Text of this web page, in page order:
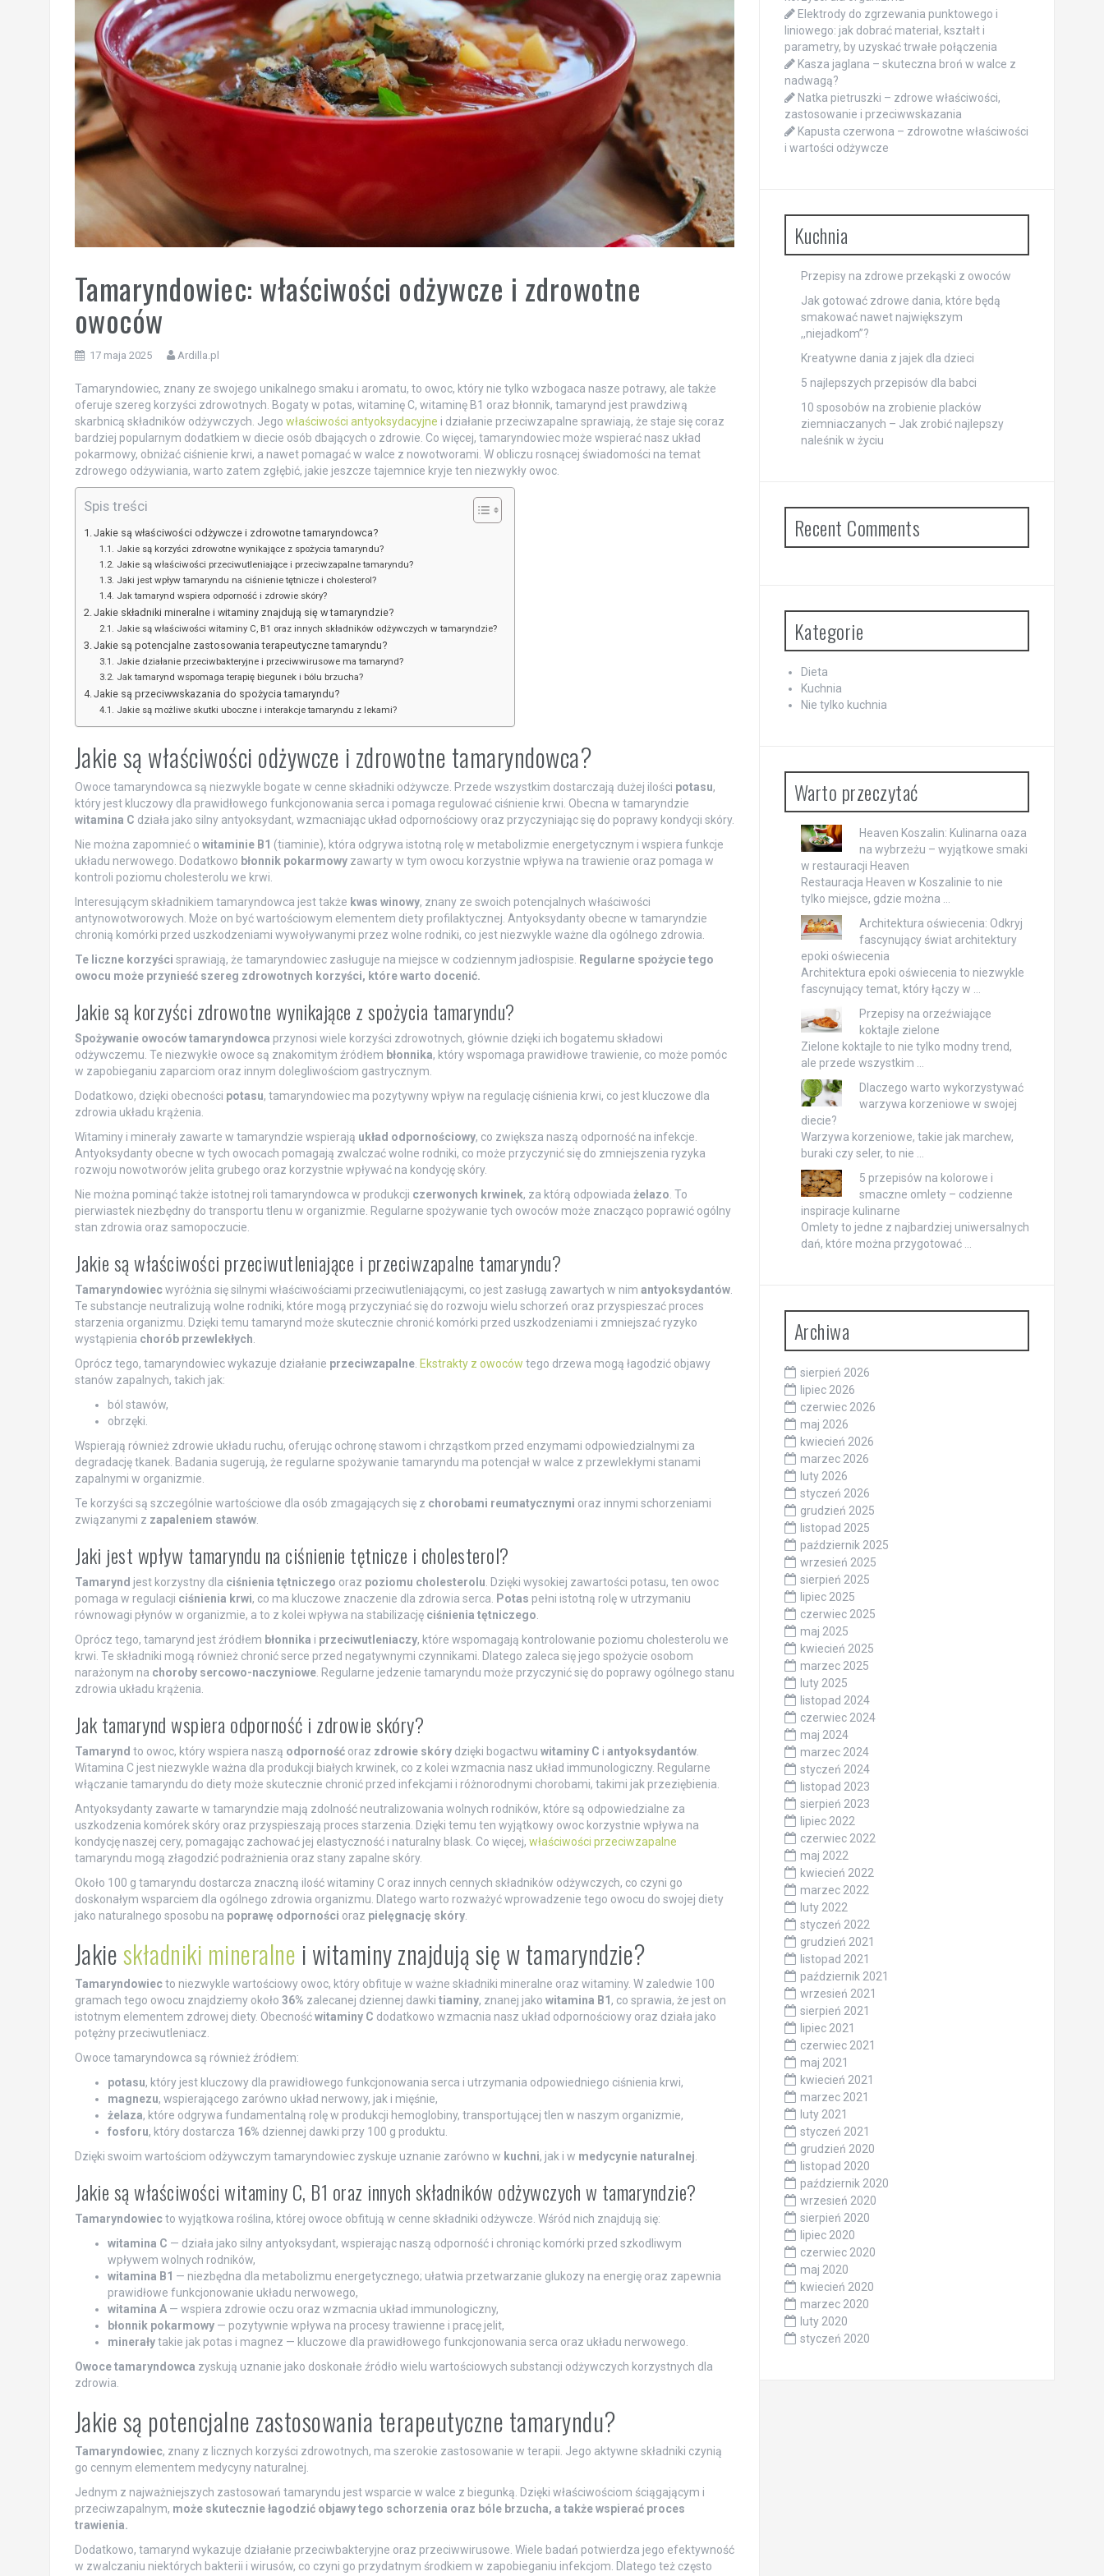
Tamaryndowiec: właściwości odżywcze i zdrowotne
owoców
17 maja 2025 Ardilla.pl
Tamaryndowiec, znany ze swojego unikalnego smaku i aromatu, to owoc, który nie tylko wzbogaca nasze potrawy, ale także
oferuje szereg korzyści zdrowotnych. Bogaty w potas, witaminę C, witaminę B1 oraz błonnik, tamarynd jest prawdziwą
skarbnicą składników odżywczych. Jego właściwości antyoksydacyjne i działanie przeciwzapalne sprawiają, że staje się coraz
bardziej popularnym dodatkiem w diecie osób dbających o zdrowie. Co więcej, tamaryndowiec może wspierać nasz układ
pokarmowy, obniżać ciśnienie krwi, a nawet pomagać w walce z nowotworami. W obliczu rosnącej świadomości na temat
zdrowego odżywiania, warto zatem zgłębić, jakie jeszcze tajemnice kryje ten niezwykły owoc.
Spis treści
Jakie są właściwości odżywcze i zdrowotne tamaryndowca?
Jakie są korzyści zdrowotne wynikające z spożycia tamaryndu?
Jakie są właściwości przeciwutleniające i przeciwzapalne tamaryndu?
Jaki jest wpływ tamaryndu na ciśnienie tętnicze i cholesterol?
Jak tamarynd wspiera odporność i zdrowie skóry?
Jakie składniki mineralne i witaminy znajdują się w tamaryndzie?
Jakie są właściwości witaminy C, B1 oraz innych składników odżywczych w tamaryndzie?
Jakie są potencjalne zastosowania terapeutyczne tamaryndu?
Jakie działanie przeciwbakteryjne i przeciwwirusowe ma tamarynd?
Jak tamarynd wspomaga terapię biegunek i bólu brzucha?
Jakie są przeciwwskazania do spożycia tamaryndu?
Jakie są możliwe skutki uboczne i interakcje tamaryndu z lekami?
Jakie są właściwości odżywcze i zdrowotne tamaryndowca?
Owoce tamaryndowca są niezwykle bogate w cenne składniki odżywcze. Przede wszystkim dostarczają dużej ilości potasu,
który jest kluczowy dla prawidłowego funkcjonowania serca i pomaga regulować ciśnienie krwi. Obecna w tamaryndzie
witamina C działa jako silny antyoksydant, wzmacniając układ odpornościowy oraz przyczyniając się do poprawy kondycji skóry.
Nie można zapomnieć o witaminie B1 (tiaminie), która odgrywa istotną rolę w metabolizmie energetycznym i wspiera funkcje
układu nerwowego. Dodatkowo błonnik pokarmowyzawarty w tym owocu korzystnie wpływa na trawienie oraz pomaga w
kontroli poziomu cholesterolu we krwi.
Interesującym składnikiem tamaryndowca jest także kwas winowy, znany ze swoich potencjalnych właściwości
antynowotworowych. Może on być wartościowym elementem diety profilaktycznej. Antyoksydanty obecne w tamaryndzie
chronią komórki przed uszkodzeniami wywoływanymi przez wolne rodniki, co jest niezwykle ważne dla ogólnego zdrowia.
Te liczne korzyści sprawiają, że tamaryndowiec zasługuje na miejsce w codziennym jadłospisie. Regularne spożycie tego
owocu może przynieść szereg zdrowotnych korzyści, które warto docenić.
Jakie są korzyści zdrowotne wynikające z spożycia tamaryndu?
Spożywanie owoców tamaryndowca przynosi wiele korzyści zdrowotnych, głównie dzięki ich bogatemu składowi
odżywczemu. Te niezwykłe owoce są znakomitym źródłem błonnika, który wspomaga prawidłowe trawienie, co może pomóc
w zapobieganiu zaparciom oraz innym dolegliwościom gastrycznym.
Dodatkowo, dzięki obecności potasu, tamaryndowiec ma pozytywny wpływ na regulację ciśnienia krwi, co jest kluczowe dla
zdrowia układu krążenia.
Witaminy i minerały zawarte w tamaryndzie wspierają układ odpornościowy, co zwiększa naszą odporność na infekcje.
Antyoksydanty obecne w tych owocach pomagają zwalczać wolne rodniki, co może przyczynić się do zmniejszenia ryzyka
rozwoju nowotworów jelita grubego oraz korzystnie wpływać na kondycję skóry.
Nie można pominąć także istotnej roli tamaryndowca w produkcji czerwonych krwinek, za którą odpowiada żelazo. To
pierwiastek niezbędny do transportu tlenu w organizmie. Regularne spożywanie tych owoców może znacząco poprawić ogólny
stan zdrowia oraz samopoczucie.
Jakie są właściwości przeciwutleniające i przeciwzapalne tamaryndu?
Tamaryndowiecwyróżnia się silnymi właściwościami przeciwutleniającymi, co jest zasługą zawartych w nim antyoksydantów.
Te substancje neutralizują wolne rodniki, które mogą przyczyniać się do rozwoju wielu schorzeń oraz przyspieszać proces
starzenia organizmu. Dzięki temu tamarynd może skutecznie chronić komórki przed uszkodzeniami i zmniejszać ryzyko
wystąpienia chorób przewlekłych.
Oprócz tego, tamaryndowiec wykazuje działanie przeciwzapalne. Ekstrakty z owoców tego drzewa mogą łagodzić objawy
stanów zapalnych, takich jak:
ból stawów,
obrzęki.
Wspierają również zdrowie układu ruchu, oferując ochronę stawom i chrząstkom przed enzymami odpowiedzialnymi za
degradację tkanek. Badania sugerują, że regularne spożywanie tamaryndu ma potencjał w walce z przewlekłymi stanami
zapalnymi w organizmie.
Te korzyści są szczególnie wartościowe dla osób zmagających się z chorobami reumatycznymi oraz innymi schorzeniami
związanymi z zapaleniem stawów.
Jaki jest wpływ tamaryndu na ciśnienie tętnicze i cholesterol?
Tamarynd jest korzystny dla ciśnienia tętniczego oraz poziomu cholesterolu. Dzięki wysokiej zawartości potasu, ten owoc
pomaga w regulacji ciśnienia krwi, co ma kluczowe znaczenie dla zdrowia serca. Potas pełni istotną rolę w utrzymaniu
równowagi płynów w organizmie, a to z kolei wpływa na stabilizację ciśnienia tętniczego.
Oprócz tego, tamarynd jest źródłem błonnika i przeciwutleniaczy, które wspomagają kontrolowanie poziomu cholesterolu we
krwi. Te składniki mogą również chronić serce przed negatywnymi czynnikami. Dlatego zaleca się jego spożycie osobom
narażonym na choroby sercowo-naczyniowe. Regularne jedzenie tamaryndu może przyczynić się do poprawy ogólnego stanu
zdrowia układu krążenia.
Jak tamarynd wspiera odporność i zdrowie skóry?
Tamarynd to owoc, który wspiera naszą odpornośćoraz zdrowie skórydzięki bogactwu witaminy C i antyoksydantów.
Witamina C jest niezwykle ważna dla produkcji białych krwinek, co z kolei wzmacnia nasz układ immunologiczny. Regularne
włączanie tamaryndu do diety może skutecznie chronić przed infekcjami i różnorodnymi chorobami, takimi jak przeziębienia.
Antyoksydanty zawarte w tamaryndzie mają zdolność neutralizowania wolnych rodników, które są odpowiedzialne za
uszkodzenia komórek skóry oraz przyspieszają proces starzenia. Dzięki temu ten wyjątkowy owoc korzystnie wpływa na
kondycję naszej cery, pomagając zachować jej elastyczność i naturalny blask. Co więcej, właściwości przeciwzapalne
tamaryndu mogą złagodzić podrażnienia oraz stany zapalne skóry.
Około 100 g tamaryndu dostarcza znaczną ilość witaminy C oraz innych cennych składników odżywczych, co czyni go
doskonałym wsparciem dla ogólnego zdrowia organizmu. Dlatego warto rozważyć wprowadzenie tego owocu do swojej diety
jako naturalnego sposobu na poprawę odporności oraz pielęgnację skóry.
Jakieskładniki mineralne i witaminy znajdują się w tamaryndzie?
Tamaryndowiecto niezwykle wartościowy owoc, który obfituje w ważne składniki mineralne oraz witaminy. W zaledwie 100
gramach tego owocu znajdziemy około 36% zalecanej dziennej dawki tiaminy, znanej jako witamina B1, co sprawia, że jest on
istotnym elementem zdrowej diety. Obecnośćwitaminy C dodatkowo wzmacnia nasz układ odpornościowy oraz działa jako
potężny przeciwutleniacz.
Owoce tamaryndowca są również źródłem:
potasu, który jest kluczowy dla prawidłowego funkcjonowania serca i utrzymania odpowiedniego ciśnienia krwi,
magnezu, wspierającego zarówno układ nerwowy, jak i mięśnie,
żelaza, które odgrywa fundamentalną rolę w produkcji hemoglobiny, transportującej tlen w naszym organizmie,
fosforu, który dostarcza 16% dziennej dawki przy 100 g produktu.
Dzięki swoim wartościom odżywczym tamaryndowiec zyskuje uznanie zarówno w kuchni, jak i w medycynie naturalnej.
Jakie są właściwości witaminy C, B1 oraz innych składników odżywczych w tamaryndzie?
Tamaryndowiecto wyjątkowa roślina, której owoce obfitują w cenne składniki odżywcze. Wśród nich znajdują się:
witamina C — działa jako silny antyoksydant, wspierając naszą odporność i chroniąc komórki przed szkodliwym
wpływem wolnych rodników,
witamina B1 — niezbędna dla metabolizmu energetycznego; ułatwia przetwarzanie glukozy na energię oraz zapewnia
prawidłowe funkcjonowanie układu nerwowego,
witamina A— wspiera zdrowie oczu oraz wzmacnia układ immunologiczny,
błonnik pokarmowy— pozytywnie wpływa na procesy trawienne i pracę jelit,
minerałytakie jak potas i magnez — kluczowe dla prawidłowego funkcjonowania serca oraz układu nerwowego.
Owoce tamaryndowca zyskują uznanie jako doskonałe źródło wielu wartościowych substancji odżywczych korzystnych dla
zdrowia.
Jakie są potencjalne zastosowania terapeutyczne tamaryndu?
Tamaryndowiec, znany z licznych korzyści zdrowotnych, ma szerokie zastosowanie w terapii. Jego aktywne składniki czynią
go cennym elementem medycyny naturalnej.
Jednym z najważniejszych zastosowań tamaryndu jest wsparcie w walce z biegunką. Dzięki właściwościom ściągającym i
przeciwzapalnym, może skutecznie łagodzić objawy tego schorzenia oraz bóle brzucha, a także wspierać proces
trawienia.
Dodatkowo, tamarynd wykazuje działanie przeciwbakteryjne oraz przeciwwirusowe. Wiele badań potwierdza jego efektywność
w zwalczaniu niektórych bakterii i wirusów, co czyni go przydatnym środkiem w zapobieganiu infekcjom. Dlatego też często
Elektrody do zgrzewania punktowego i
liniowego: jak dobrać materiał, kształt i
parametry, by uzyskać trwałe połączenia
Kasza jaglana – skuteczna broń w walce z
nadwagą?
Natka pietruszki – zdrowe właściwości,
zastosowanie i przeciwwskazania
Kapusta czerwona – zdrowotne właściwości
i wartości odżywcze
Kuchnia
Przepisy na zdrowe przekąski z owoców
Jak gotować zdrowe dania, które będą
smakować nawet największym
,,niejadkom”?
Kreatywne dania z jajek dla dzieci
5 najlepszych przepisów dla babci
10 sposobów na zrobienie placków
ziemniaczanych – Jak zrobić najlepszy
naleśnik w życiu
Recent Comments
Kategorie
Dieta
Kuchnia
Nie tylko kuchnia
Warto przeczytać
Heaven Koszalin: Kulinarna oaza
na wybrzeżu – wyjątkowe smaki
w restauracji Heaven
Restauracja Heaven w Koszalinie to nie
tylko miejsce, gdzie można …
Architektura oświecenia: Odkryj
fascynujący świat architektury
epoki oświecenia
Architektura epoki oświecenia to niezwykle
fascynujący temat, który łączy w …
Przepisy na orzeźwiające
koktajle zielone
Zielone koktajle to nie tylko modny trend,
ale przede wszystkim …
Dlaczego warto wykorzystywać
warzywa korzeniowe w swojej
diecie?
Warzywa korzeniowe, takie jak marchew,
buraki czy seler, to nie …
5 przepisów na kolorowe i
smaczne omlety – codzienne
inspiracje kulinarne
Omlety to jedne z najbardziej uniwersalnych
dań, które można przygotować …
Archiwa
sierpień 2026
lipiec 2026
czerwiec 2026
maj 2026
kwiecień 2026
marzec 2026
luty 2026
styczeń 2026
grudzień 2025
listopad 2025
październik 2025
wrzesień 2025
sierpień 2025
lipiec 2025
czerwiec 2025
maj 2025
kwiecień 2025
marzec 2025
luty 2025
listopad 2024
czerwiec 2024
maj 2024
marzec 2024
styczeń 2024
listopad 2023
sierpień 2023
lipiec 2022
czerwiec 2022
maj 2022
kwiecień 2022
marzec 2022
luty 2022
styczeń 2022
grudzień 2021
listopad 2021
październik 2021
wrzesień 2021
sierpień 2021
lipiec 2021
czerwiec 2021
maj 2021
kwiecień 2021
marzec 2021
luty 2021
styczeń 2021
grudzień 2020
listopad 2020
październik 2020
wrzesień 2020
sierpień 2020
lipiec 2020
czerwiec 2020
maj 2020
kwiecień 2020
marzec 2020
luty 2020
styczeń 2020